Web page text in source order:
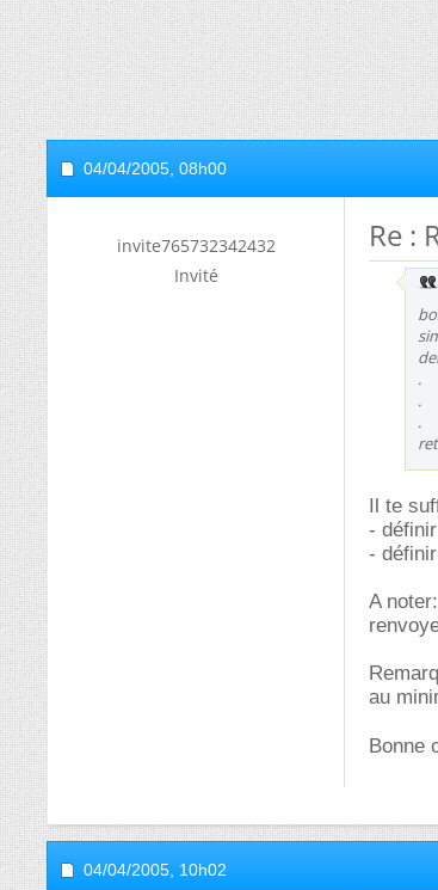
04/04/2005, 08h00
invite765732342432
Invité
Re :
.
.
.
Il te
-
-
A
au
Bonne
04/04/2005, 10h02